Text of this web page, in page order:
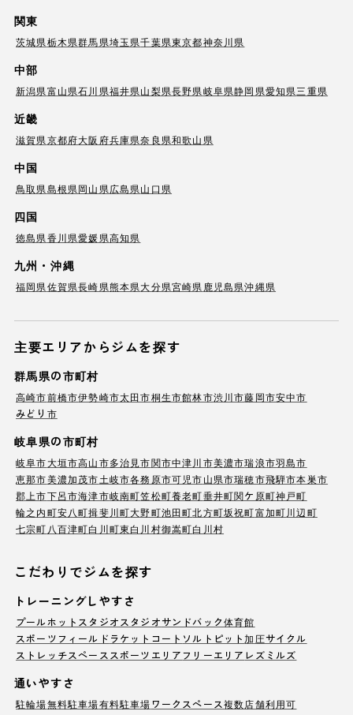
関東
茨城県栃木県群馬県埼玉県千葉県東京都神奈川県
中部
新潟県富山県石川県福井県山梨県長野県岐阜県静岡県愛知県三重県
近畿
滋賀県京都府大阪府兵庫県奈良県和歌山県
中国
鳥取県島根県岡山県広島県山口県
四国
徳島県香川県愛媛県高知県
九州・沖縄
福岡県佐賀県長崎県熊本県大分県宮崎県 鹿児島県沖縄県
主要エリアからジムを探す
群馬県の市町村
高崎市前橋市伊勢崎市太田市桐生市館林市渋川市藤岡市安中市
みどり市
岐阜県の市町村
岐阜市大垣市高山市多治見市関市中津川市美濃市瑞浪市羽島市
恵那市美濃加茂市土岐市各務原市可児市山県市瑞穂市飛騨市本巣市
郡上市下呂市海津市岐南町笠松町養老町垂井町関ケ原町神戸町
輪之内町安八町揖斐川町大野町池田町北方町坂祝町富加町川辺町
七宗町 八百津町白川町東白川村御嵩町白川村
こだわりでジムを探す
トレーニングしやすさ
プールホットスタジオ スタジオサンドバック体育館
スポーツフィールド ラケットコート ソルトピット加圧サイクル
ストレッチスペース スポーツエリア フリーエリア レズミルズ
通いやすさ
駐輪場無料駐車場有料駐車場ワークスペース複数店舗利用可